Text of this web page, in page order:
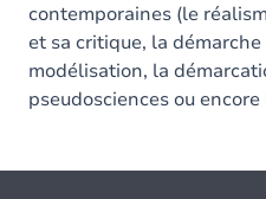
contemporaines (le
et sa critique, la
modélisation, la
pseudosciences ou